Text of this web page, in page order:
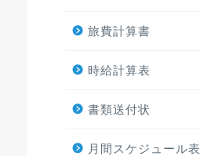
旅費計算書
時給計算表
書類送付状
月間スケジュール表